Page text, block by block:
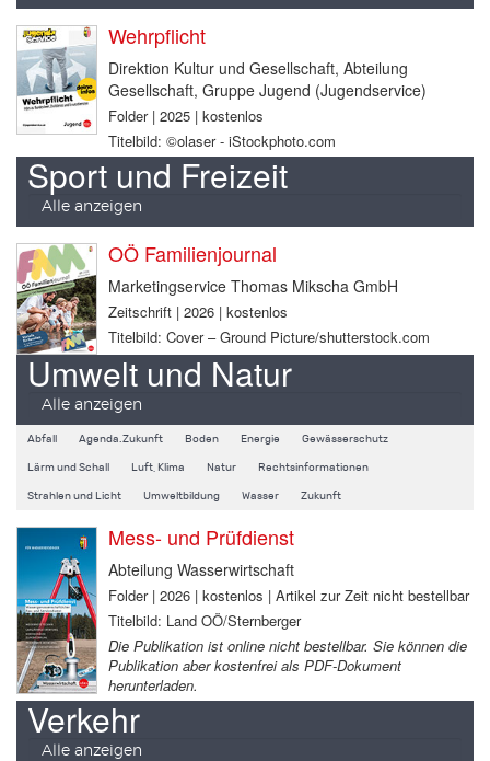
Wehrpflicht
Direktion Kultur und Gesellschaft, Abteilung
Gesellschaft, Gruppe Jugend (Jugendservice)
Folder | 2025 | kostenlos
Titelbild: ©olaser - iStockphoto.com
Sport und Freizeit
Alle anzeigen
OÖ Familienjournal
Marketingservice Thomas Mikscha GmbH
Zeitschrift | 2026 | kostenlos
Titelbild: Cover – Ground Picture/shutterstock.com
Umwelt und Natur
Alle anzeigen
Abfall Agenda.Zukunft Boden Energie Gewässerschutz
Lärm und Schall Luft, Klima Natur Rechtsinformationen
Strahlen und Licht Umweltbildung Wasser Zukunft
Mess- und Prüfdienst
Abteilung Wasserwirtschaft
Folder | 2026 | kostenlos | Artikel zur Zeit nicht bestellbar
Titelbild: Land OÖ/Sternberger
Die Publikation ist online nicht bestellbar. Sie können die
Publikation aber kostenfrei als PDF-Dokument
herunterladen.
Verkehr
Alle anzeigen